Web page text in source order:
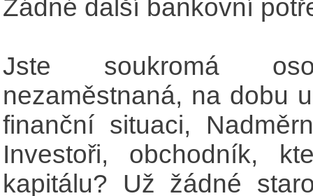
Žádné další bankovní
Jste soukromá
nezaměstnaná, na dobu
finanční situaci,
Investoři, obchodník,
kapitálu? Už žádné